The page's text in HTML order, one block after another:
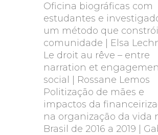
Oficina biográficas com
estudantes e
um método que constrói
comunidade | Elsa
Le droit au rêve – entre
narration et
social | Rossane Lemos
Politização de mães e
impactos da
na organização da vida
Brasil de 2016 a 2019 |